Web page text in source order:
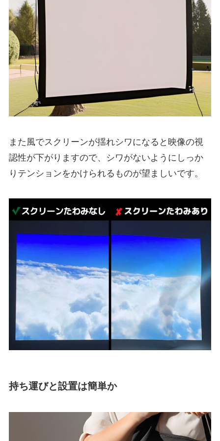
また風でスクリーンが揺れシワになると映像の視
認性が下がりますので、シワがないようにしっか
りテンションをかけられるものが望ましいです。
持ち運びと設置は簡単か